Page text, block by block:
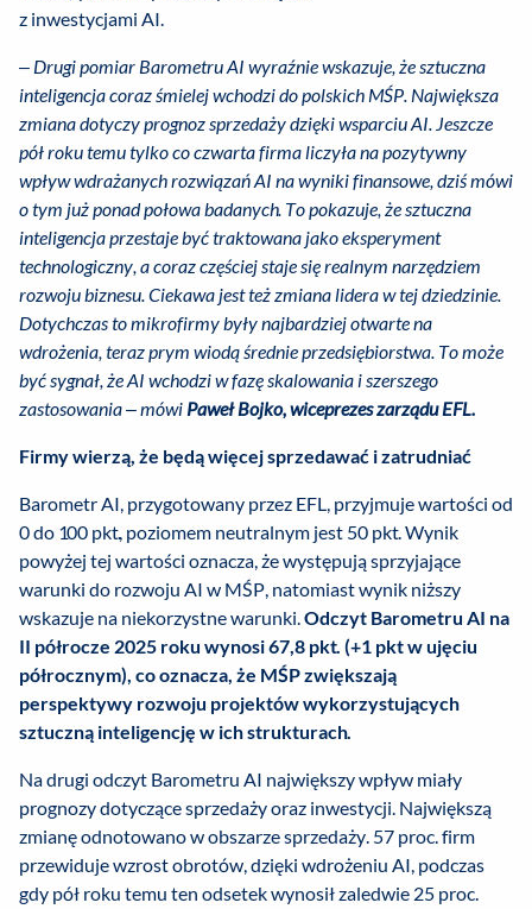
z inwestycjami AI.
– Drugi pomiar Barometru AI wyraźnie wskazuje, że sztuczna
inteligencja coraz śmielej wchodzi do polskich MŚP. Największa
zmiana dotyczy prognoz sprzedaży dzięki wsparciu AI. Jeszcze
pół roku temu tylko co czwarta firma liczyła na pozytywny
wpływ wdrażanych rozwiązań AI na wyniki finansowe, dziś mówi
o tym już ponad połowa badanych. To pokazuje, że sztuczna
inteligencja przestaje być traktowana jako eksperyment
technologiczny, a coraz częściej staje się realnym narzędziem
rozwoju biznesu. Ciekawa jest też zmiana lidera w tej dziedzinie.
Dotychczas to mikrofirmy były najbardziej otwarte na
wdrożenia, teraz prym wiodą średnie przedsiębiorstwa. To może
być sygnał, że AI wchodzi w fazę skalowania i szerszego
zastosowania–mówi Paweł Bojko, wiceprezes zarządu EFL.
Firmy wierzą, że będą więcej sprzedawać i zatrudniać
Barometr AI, przygotowany przez EFL, przyjmuje wartości od
0 do 100 pkt., poziomem neutralnym jest 50 pkt. Wynik
powyżej tej wartości oznacza, że występują sprzyjające
warunki do rozwoju AI w MŚP, natomiast wynik niższy
wskazuje na niekorzystne warunki.Odczyt Barometru AI na
II półrocze 2025 roku wynosi 67,8 pkt. (+1 pkt w ujęciu
półrocznym), co oznacza, że MŚP zwiększają
perspektywy rozwoju projektów wykorzystujących
sztuczną inteligencję w ich strukturach.
Na drugi odczyt Barometru AI największy wpływ miały
prognozy dotyczące sprzedaży oraz inwestycji. Największą
zmianę odnotowano w obszarze sprzedaży. 57 proc. firm
przewiduje wzrost obrotów, dzięki wdrożeniu AI, podczas
gdy pół roku temu ten odsetek wynosił zaledwie 25 proc.